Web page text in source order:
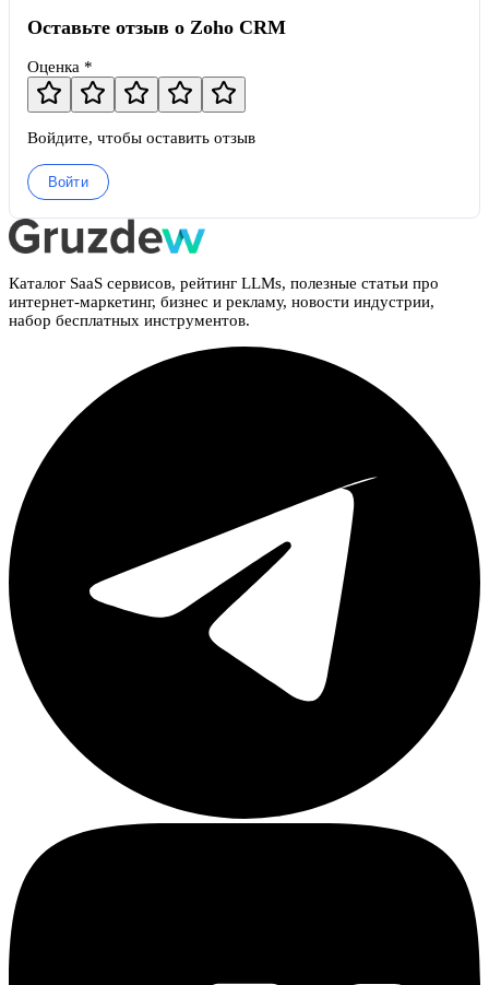
Оставьте отзыв о Zoho CRM
Оценка *
Войдите, чтобы оставить отзыв
Войти
Каталог SaaS сервисов, рейтинг LLMs, полезные статьи про
интернет-маркетинг, бизнес и рекламу, новости индустрии,
набор бесплатных инструментов.